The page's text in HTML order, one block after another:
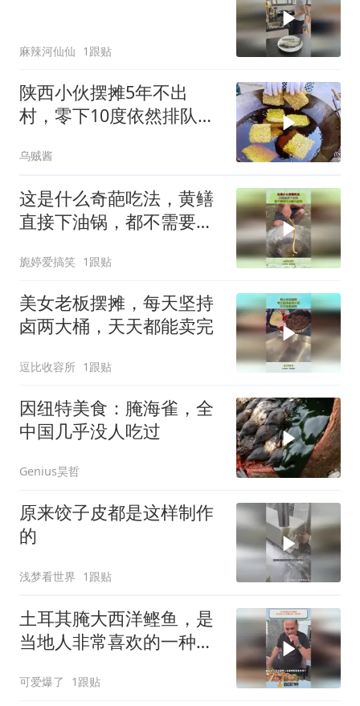
麻辣河仙仙 1跟贴
陕西小伙摆摊5年不出
村，零下10度依然排队，
乌贼酱
这是什么奇葩吃法，黄鳝
直接下油锅，都不需要先
旎婷爱搞笑 1跟贴
美女老板摆摊，每天坚持
卤两大桶，天天都能卖完
逗比收容所 1跟贴
因纽特美食：腌海雀，全
中国几乎没人吃过
Genius昊哲
原来饺子皮都是这样制作
的
浅梦看世界 1跟贴
土耳其腌大西洋鲣鱼，是
当地人非常喜欢的一种美
可爱爆了 1跟贴